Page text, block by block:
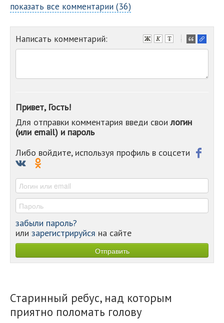
показать все комментарии (36)
Написать комментарий:
-
-
-
-
-
Привет, Гость!
Для отправки комментария введи своилогин
(или email) и пароль
Либо войдите, используя профиль в соцсети
забыли пароль?
или зарегистрируйся на сайте
Старинный ребус, над которым
приятно поломать голову